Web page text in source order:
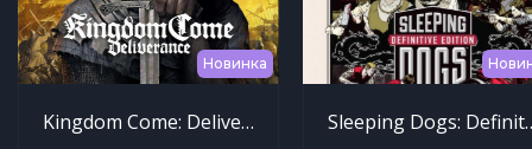
Новинка
Kingdom Come: Deliverance
Sleeping